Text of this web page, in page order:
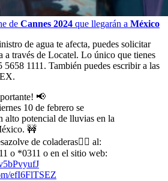
de Cannes 2024 que llegarán a México
de agua te afecta, puedes solicitar
a través de Locatel. Lo único que tienes
1111. También puedes escribir a las
📢
10 de febrero se
alto potencial de lluvias en la
🚧
de coladeras👷‍♂️ al:
o *0311 o en el sitio web:
efI6FlTSEZ